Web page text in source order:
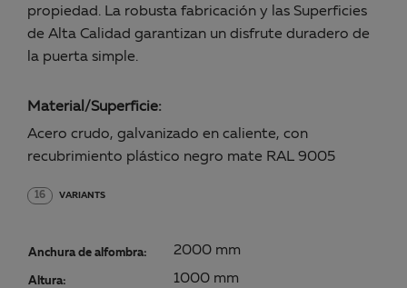
propiedad. La robusta fabricación y las Superficies
de Alta Calidad garantizan un disfrute duradero de
la puerta simple.
Material/Superficie:
Acero crudo, galvanizado en caliente, con
recubrimiento plástico negro mate RAL 9005
16 VARIANTS
Anchura de alfombra: 2000 mm
Altura: 1000 mm